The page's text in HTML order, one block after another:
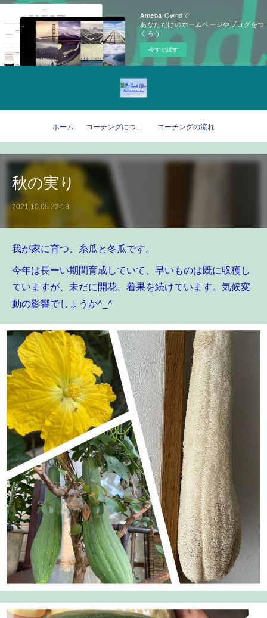
Ameba Owndで
あなただけのホームページやブログをつ
くろう
今すぐ試す
ホーム コーチングについて コーチングの流れ
秋の実り
2021.10.05 22:18
我が家に育つ、糸瓜と冬瓜です。
今年は長ーい期間育成していて、早いものは既に収穫し
ていますが、未だに開花、着果を続けています。気候変
動の影響でしょうか^_^